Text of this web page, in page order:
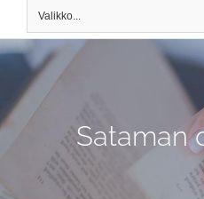
Valikko...
Sataman